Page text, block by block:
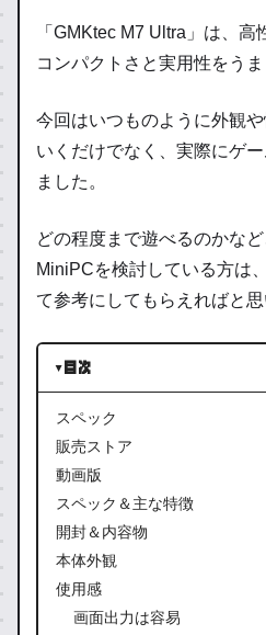
「GMKtec M7 Ultra」は、高
コンパクトさと実用性をうま
今回はいつものように外観
いくだけでなく、実際にゲ
ました。
どの程度まで遊べるのかな
MiniPCを検討している方は
て参考にしてもらえればと思
目次
スペック
販売ストア
動画版
スペック＆主な特徴
開封＆内容物
本体外観
使用感
画面出力は容易